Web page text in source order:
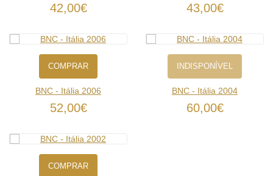
42,00€ 43,00€
COMPRAR
BNC - Itália 2006
52,00€
INDISPONÍVEL
BNC - Itália 2004
60,00€
COMPRAR